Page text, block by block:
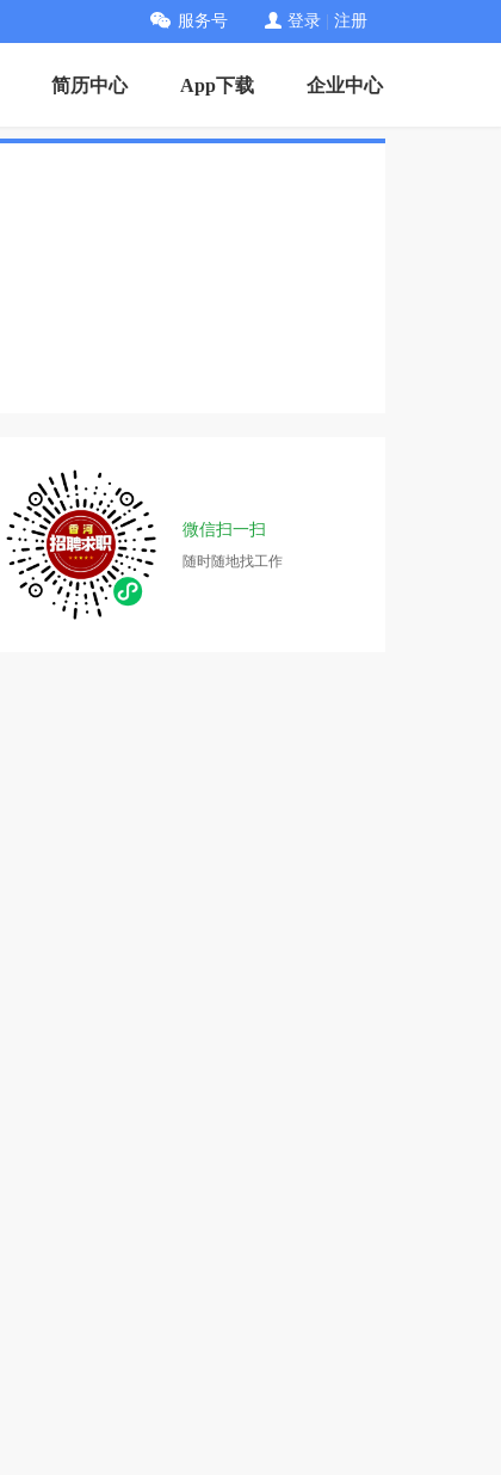
服务号 登录 注册
简历中心 App下载 企业中心
微信扫一扫
随时随地找工作